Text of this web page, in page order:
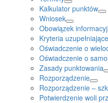
Kalkulator punktów
Wniosek
Obowiązek
Kryteria uzupełniające
Oświadczenie o
Oświadczenie o
Zasady punktowania
Rozporządzenie
Rozporządzenie –
Potwierdzenie woli